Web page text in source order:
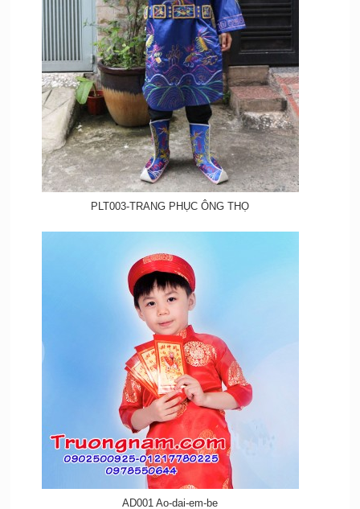
PLT003-TRANG PHỤC ÔNG THỌ
AD001 Ao-dai-em-be